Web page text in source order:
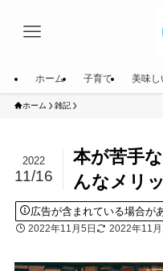
ホーム 子育て 美味し
ホーム 雑記
本が苦手
んなメリ
2022
11/16
広告が含まれている場合が
2022年11月5日 2022年11月